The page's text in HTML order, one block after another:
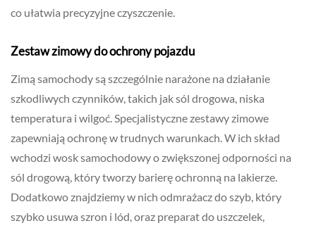
co ułatwia precyzyjne czyszczenie.
Zestaw zimowy do ochrony pojazdu
Zimą samochody są szczególnie narażone na działanie
szkodliwych czynników, takich jak sól drogowa, niska
temperatura i wilgoć. Specjalistyczne zestawy zimowe
zapewniają ochronę w trudnych warunkach. W ich skład
wchodzi wosk samochodowy o zwiększonej odporności na
sól drogową, który tworzy barierę ochronną na lakierze.
Dodatkowo znajdziemy w nich odmrażacz do szyb, który
szybko usuwa szron i lód, oraz preparat do uszczelek,